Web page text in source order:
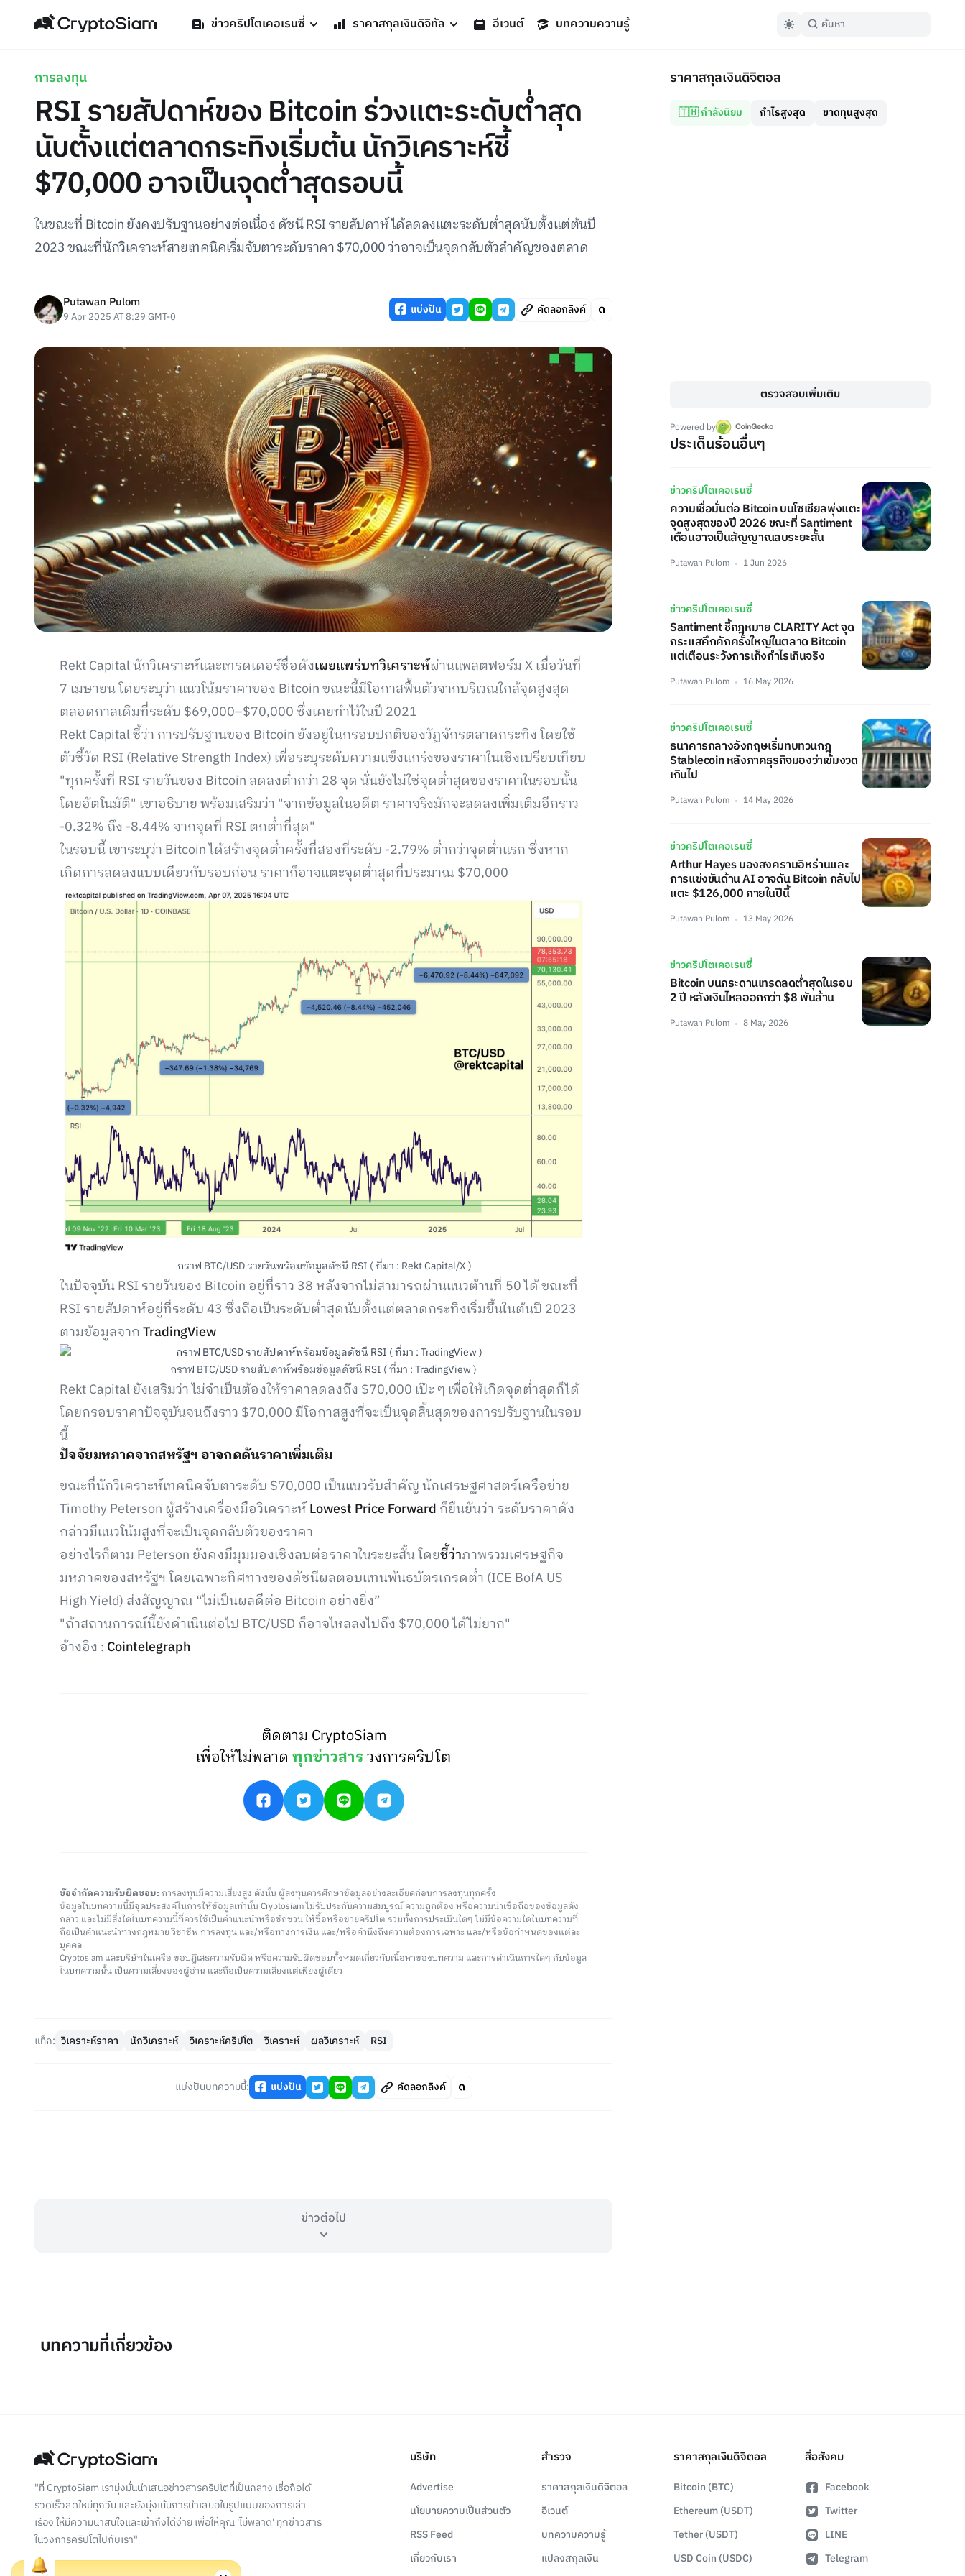
ข่าวคริปโตเคอเรนซี่ ราคาสกุลเงินดิจิทัล อีเวนต์ บทความความรู้
การลงทุน
RSI รายสัปดาห์ของ Bitcoin ร่วงแตะระดับต่ำสุด
นับตั้งแต่ตลาดกระทิงเริ่มต้น นักวิเคราะห์ชี้
$70,000 อาจเป็นจุดต่ำสุดรอบนี้
ในขณะที่ Bitcoin ยังคงปรับฐานอย่างต่อเนื่อง ดัชนี RSI รายสัปดาห์ได้ลดลงแตะระดับต่ำสุดนับตั้งแต่ต้นปี
2023 ขณะที่นักวิเคราะห์สายเทคนิคเริ่มจับตาระดับราคา $70,000 ว่าอาจเป็นจุดกลับตัวสำคัญของตลาด
Putawan Pulom
9 Apr 2025 AT 8:29 GMT-0 แบ่งปัน คัดลอกลิงค์
Rekt Capital นักวิเคราะห์และเทรดเดอร์ชื่อดังเผยแพร่บทวิเคราะห์ผ่านแพลตฟอร์ม X เมื่อวันที่
7 เมษายน โดยระบุว่า แนวโน้มราคาของ Bitcoin ขณะนี้มีโอกาสฟื้นตัวจากบริเวณใกล้จุดสูงสุด
ตลอดกาลเดิมที่ระดับ $69,000–$70,000 ซึ่งเคยทำไว้ในปี 2021
Rekt Capital ชี้ว่า การปรับฐานของ Bitcoin ยังอยู่ในกรอบปกติของวัฏจักรตลาดกระทิง โดยใช้
ตัวชี้วัด RSI (Relative Strength Index) เพื่อระบุระดับความแข็งแกร่งของราคาในเชิงเปรียบเทียบ
"ทุกครั้งที่ RSI รายวันของ Bitcoin ลดลงต่ำกว่า 28 จุด นั่นยังไม่ใช่จุดต่ำสุดของราคาในรอบนั้น
โดยอัตโนมัติ" เขาอธิบาย พร้อมเสริมว่า "จากข้อมูลในอดีต ราคาจริงมักจะลดลงเพิ่มเติมอีกราว
-0.32% ถึง -8.44% จากจุดที่ RSI ตกต่ำที่สุด"
ในรอบนี้ เขาระบุว่า Bitcoin ได้สร้างจุดต่ำครั้งที่สองที่ระดับ -2.79% ต่ำกว่าจุดต่ำแรก ซึ่งหาก
เกิดการลดลงแบบเดียวกับรอบก่อน ราคาก็อาจแตะจุดต่ำสุดที่ประมาณ $70,000
กราฟ BTC/USD รายวันพร้อมข้อมูลดัชนี RSI ( ที่มา : Rekt Capital/X )
ในปัจจุบัน RSI รายวันของ Bitcoin อยู่ที่ราว 38 หลังจากไม่สามารถผ่านแนวต้านที่ 50 ได้ ขณะที่
RSI รายสัปดาห์อยู่ที่ระดับ 43 ซึ่งถือเป็นระดับต่ำสุดนับตั้งแต่ตลาดกระทิงเริ่มขึ้นในต้นปี 2023
ตามข้อมูลจากTradingView
กราฟ BTC/USD รายสัปดาห์พร้อมข้อมูลดัชนี RSI ( ที่มา : TradingView )
Rekt Capital ยังเสริมว่า ไม่จำเป็นต้องให้ราคาลดลงถึง $70,000 เป๊ะ ๆ เพื่อให้เกิดจุดต่ำสุดก็ได้
โดยกรอบราคาปัจจุบันจนถึงราว $70,000 มีโอกาสสูงที่จะเป็นจุดสิ้นสุดของการปรับฐานในรอบ
นี้
ปัจจัยมหภาคจากสหรัฐฯ อาจกดดันราคาเพิ่มเติม
ขณะที่นักวิเคราะห์เทคนิคจับตาระดับ $70,000 เป็นแนวรับสำคัญ นักเศรษฐศาสตร์เครือข่าย
Timothy Peterson ผู้สร้างเครื่องมือวิเคราะห์Lowest Price Forward ก็ยืนยันว่า ระดับราคาดัง
กล่าวมีแนวโน้มสูงที่จะเป็นจุดกลับตัวของราคา
อย่างไรก็ตาม Peterson ยังคงมีมุมมองเชิงลบต่อราคาในระยะสั้น โดยชี้ว่าภาพรวมเศรษฐกิจ
มหภาคของสหรัฐฯ โดยเฉพาะทิศทางของดัชนีผลตอบแทนพันธบัตรเกรดต่ำ (ICE BofA US
High Yield) ส่งสัญญาณ “ไม่เป็นผลดีต่อ Bitcoin อย่างยิ่ง”
"ถ้าสถานการณ์นี้ยังดำเนินต่อไป BTC/USD ก็อาจไหลลงไปถึง $70,000 ได้ไม่ยาก"
อ้างอิง : Cointelegraph
ติดตาม CryptoSiam
เพื่อให้ไม่พลาดทุกข่าวสารวงการคริปโต
ข้อจำกัดความรับผิดชอบ: การลงทุนมีความเสี่ยงสูง ดังนั้น ผู้ลงทุนควรศึกษาข้อมูลอย่างละเอียดก่อนการลงทุนทุกครั้ง
ข้อมูลในบทความนี้มีจุดประสงค์ในการให้ข้อมูลเท่านั้น Cryptosiam ไม่รับประกันความสมบูรณ์ ความถูกต้อง หรือความน่าเชื่อถือของข้อมูลดัง
กล่าว และไม่มีสิ่งใดในบทความนี้ที่ควรใช้เป็นคำแนะนำหรือชักชวน ให้ซื้อหรือขายคริปโต รวมทั้งการประเมินใดๆ ไม่มีข้อความใดในบทความที่
ถือเป็นคำแนะนำทางกฎหมาย วิชาชีพ การลงทุน และ/หรือทางการเงิน และ/หรือคำนึงถึงความต้องการเฉพาะ และ/หรือข้อกำหนดของแต่ละ
บุคคล
Cryptosiam และบริษัทในเครือ ขอปฏิเสธความรับผิด หรือความรับผิดชอบทั้งหมดเกี่ยวกับเนื้อหาของบทความ และการดำเนินการใดๆ กับข้อมูล
ในบทความนั้น เป็นความเสี่ยงของผู้อ่าน และถือเป็นความเสี่ยงแต่เพียงผู้เดียว
แท็ก: วิเคราะห์ราคา นักวิเคราะห์ วิเคราะห์คริปโต วิเคราะห์ ผลวิเคราะห์ RSI
แบ่งปันบทความนี้: แบ่งปัน คัดลอกลิงค์
ข่าวต่อไป
ราคาสกุลเงินดิจิตอล
🇹🇭 กำลังนิยม กำไรสูงสุด ขาดทุนสูงสุด
ตรวจสอบเพิ่มเติม
Powered by
ประเด็นร้อนอื่นๆ
ข่าวคริปโตเคอเรนซี่
ความเชื่อมั่นต่อ Bitcoin บนโซเชียลพุ่งแตะ
จุดสูงสุดของปี 2026 ขณะที่ Santiment
เตือนอาจเป็นสัญญาณลบระยะสั้น
Putawan Pulom 1 Jun 2026
ข่าวคริปโตเคอเรนซี่
Santiment ชี้กฎหมาย CLARITY Act จุด
กระแสคึกคักครั้งใหญ่ในตลาด Bitcoin
แต่เตือนระวังการเก็งกำไรเกินจริง
Putawan Pulom 16 May 2026
ข่าวคริปโตเคอเรนซี่
ธนาคารกลางอังกฤษเริ่มทบทวนกฎ
Stablecoin หลังภาคธุรกิจมองว่าเข้มงวด
เกินไป
Putawan Pulom 14 May 2026
ข่าวคริปโตเคอเรนซี่
Arthur Hayes มองสงครามอิหร่านและ
การแข่งขันด้าน AI อาจดัน Bitcoin กลับไป
แตะ $126,000 ภายในปีนี้
Putawan Pulom 13 May 2026
ข่าวคริปโตเคอเรนซี่
Bitcoin บนกระดานเทรดลดต่ำสุดในรอบ
2 ปี หลังเงินไหลออกกว่า $8 พันล้าน
Putawan Pulom 8 May 2026
บทความที่เกี่ยวข้อง
"ที่ CryptoSiam เรามุ่งมั่นนำเสนอข่าวสารคริปโตที่เป็นกลาง เชื่อถือได้
รวดเร็วสดใหม่ทุกวัน และยังมุ่งเน้นการนำเสนอในรูปแบบของการเล่า
เรื่อง ให้มีความน่าสนใจและเข้าถึงได้ง่าย เพื่อให้คุณ 'ไม่พลาด' ทุกข่าวสาร
ในวงการคริปโตไปกับเรา"
บริษัท
Advertise
นโยบายความเป็นส่วนตัว
RSS Feed
เกี่ยวกับเรา
สำรวจ
ราคาสกุลเงินดิจิตอล
อีเวนต์
บทความความรู้
แปลงสกุลเงิน
ราคาสกุลเงินดิจิตอล
Bitcoin (BTC)
Ethereum (USDT)
Tether (USDT)
USD Coin (USDC)
สื่อสังคม
Facebook
Twitter
LINE
Telegram